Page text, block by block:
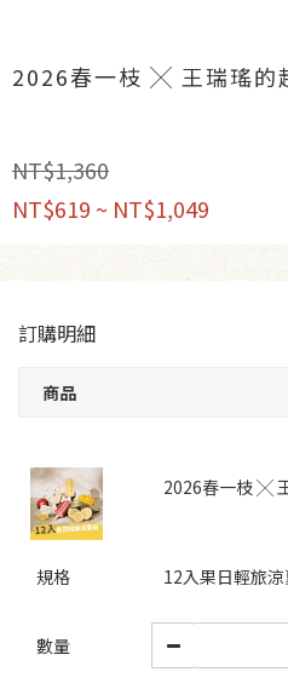
2026春一枝 ╳ 王瑞瑤的
NT$1,360
NT$619 ~ NT$1,049
訂購明細
商品
2026春一枝 ╳
規格 12入果日輕旅
數量